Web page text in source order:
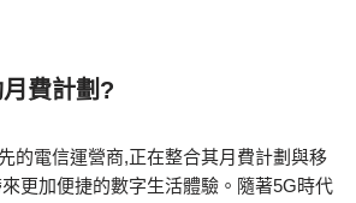
費計劃?
的電信運營商,正在整合其月費計劃與移
更加便捷的數字生活體驗。隨著5G時代